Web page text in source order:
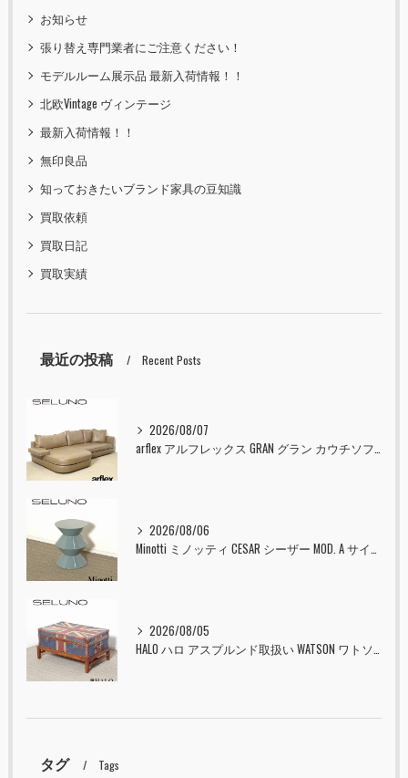
お知らせ
張り替え専門業者にご注意ください！
モデルルーム展示品 最新入荷情報！！
北欧Vintage ヴィンテージ
最新入荷情報！！
無印良品
知っておきたいブランド家具の豆知識
買取依頼
買取日記
買取実績
最近の投稿 Recent Posts
2026/08/07
2026/08/06
2026/08/05
タグ Tags